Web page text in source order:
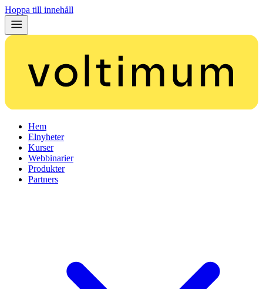
Hoppa till innehåll
Hem
Elnyheter
Kurser
Webbinarier
Produkter
Partners